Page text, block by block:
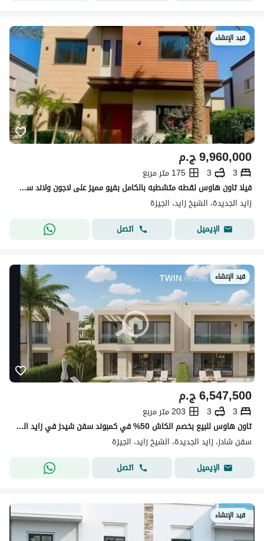
قيد الإنشاء
ج.م9,960,000
3
3
175 متر مربع
فيلا تاون هاوس لقطه متشطبه بالكامل بفيو مميز على لاجون ولاند سكيب امام مطار سفنكس
زايد الجديدة، الشيخ زايد، الجيزة
الإيميل
اتصل
قيد الإنشاء
ج.م6,547,500
3
3
203 متر مربع
تاون هاوس للبيع بخصم الكاش 50% في كمبوند سفن شيدز في زايد الجديدة
سفن شادز، زايد الجديدة، الشيخ زايد، الجيزة
الإيميل
اتصل
قيد الإنشاء